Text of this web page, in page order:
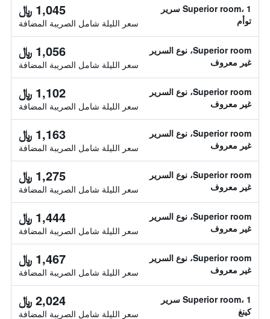
Superior room، 1 سرير
توأم
1,045 ﷼
سعر الليلة شامل الصريبة المضافة
Superior room، نوع السرير
غير معروف
1,056 ﷼
سعر الليلة شامل الصريبة المضافة
Superior room، نوع السرير
غير معروف
1,102 ﷼
سعر الليلة شامل الصريبة المضافة
Superior room، نوع السرير
غير معروف
1,163 ﷼
سعر الليلة شامل الصريبة المضافة
Superior room، نوع السرير
غير معروف
1,275 ﷼
سعر الليلة شامل الصريبة المضافة
Superior room، نوع السرير
غير معروف
1,444 ﷼
سعر الليلة شامل الصريبة المضافة
Superior room، نوع السرير
غير معروف
1,467 ﷼
سعر الليلة شامل الصريبة المضافة
Superior room، 1 سرير
كينغ
2,024 ﷼
سعر الليلة شامل الصريبة المضافة